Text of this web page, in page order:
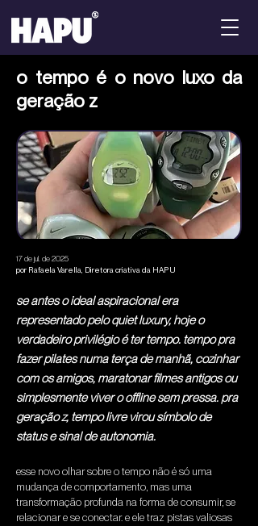
o tempo é o novo luxo da
geração z
17 de jul. de 2025
por Rafaela Varella, Diretora criativa da HAPU
se antes o ideal aspiracional era
representado pelo quiet luxury, hoje o
verdadeiro privilégio é ter tempo. tempo pra
fazer pilates numa terça de manhã, cozinhar
com os amigos, maratonar filmes antigos ou
simplesmente viver o offline sem pressa. pra
geração z, tempo livre virou símbolo de
status e sinal de autonomia.
esse novo olhar sobre o tempo não é só uma
mudança de comportamento, mas uma
transformação profunda na forma de consumir, se
relacionar e se conectar. e ele traz pistas valiosas